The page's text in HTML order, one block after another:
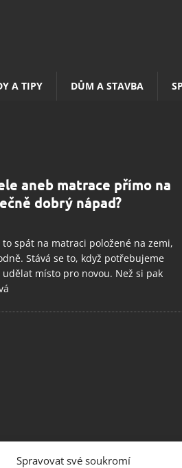
Spravovat své soukromí
A TIPY DŮM A STAVBA
aneb matrace přímo na
dobrý nápad?
spát na matraci položené na zemi,
Stává se to, když potřebujeme
místo pro novou. Než si pak